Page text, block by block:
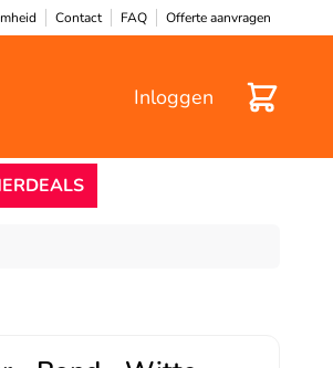
Contact FAQ Offerte aanvragen
Inloggen